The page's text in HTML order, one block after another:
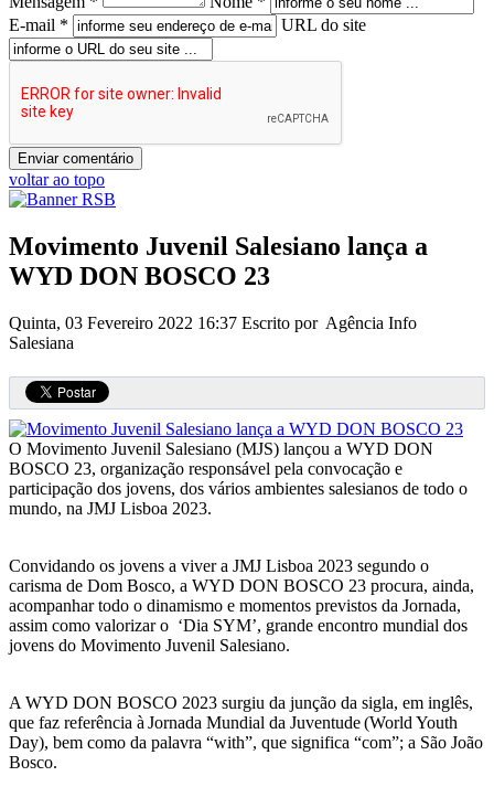
E-mail *
URL do site
voltar ao topo
Movimento Juvenil Salesiano lança a
WYD DON BOSCO 23
Quinta, 03 Fevereiro 2022 16:37 Escrito por Agência Info
Salesiana
O Movimento Juvenil Salesiano (MJS) lançou a WYD DON
BOSCO 23, organização responsável pela convocação e
participação dos jovens, dos vários ambientes salesianos de todo o
mundo, na JMJ Lisboa 2023.
Convidando os jovens a viver a JMJ Lisboa 2023 segundo o
carisma de Dom Bosco, a WYD DON BOSCO 23 procura, ainda,
acompanhar todo o dinamismo e momentos previstos da Jornada,
assim como valorizar o ‘Dia SYM’, grande encontro mundial dos
jovens do Movimento Juvenil Salesiano.
A WYD DON BOSCO 2023 surgiu da junção da sigla, em inglês,
que faz referência à Jornada Mundial da Juventude (World Youth
Day), bem como da palavra “with”, que significa “com”; a São João
Bosco.